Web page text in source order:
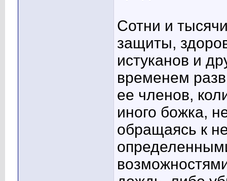
Сотни и
защиты,
истуканов и
временем
ее членов,
иного божка,
обращаясь к